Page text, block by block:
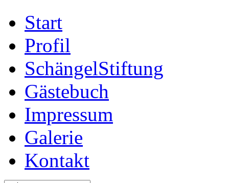
Start
Profil
SchängelStiftung
Gästebuch
Impressum
Galerie
Kontakt